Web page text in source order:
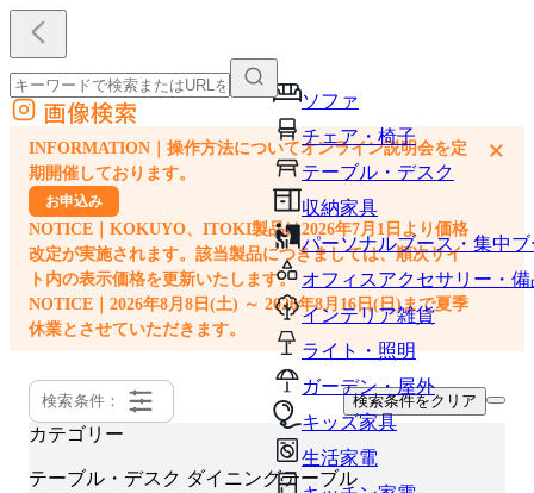
ソファ
チェア・椅子
テーブル・デスク
収納家具
パーソナルブース・集中
オフィスアクセサリー・備
インテリア雑貨
ライト・照明
ガーデン・屋外
キッズ家具
生活家電
外部サイトの商品をカートに追加
他のサイトで見つけた商品ページのURLを貼り付けて、カートに追加できます
画像検索
INFORMATION｜操作方法についてオンライン説明会を定
期開催しております。
お申込み
NOTICE｜KOKUYO、ITOKI製品は2026年7月1日より価格
改定が実施されます。該当製品につきましては、順次サイ
ト内の表示価格を更新いたします。
NOTICE｜2026年8月8日(土) ～ 2026年8月16日(日)まで夏季
休業とさせていただきます。
×
検索条件： 検索条件をクリア
カテゴリー
テーブル・デスク ダイニングテーブル